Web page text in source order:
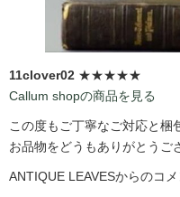
11clover02 ★★★★★
Callum shopの商品を見る
この度もご丁寧なご対応と梱
お品物をどうもありがとうご
ANTIQUE LEAVESからのコメ